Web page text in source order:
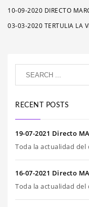
10-09-2020 DIRECTO
03-03-2020 TERTULIA LA
RECENT POSTS
19-07-2021 Directo
Toda la actualidad
16-07-2021 Directo
Toda la actualidad